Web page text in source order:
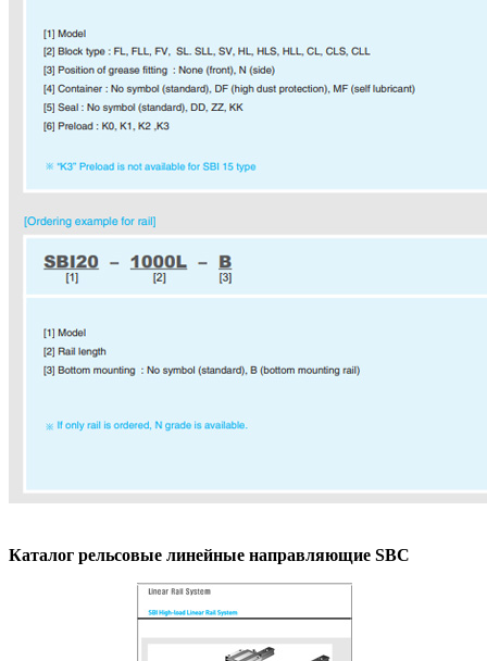
Каталог рельсовые линейные направляющие SBC